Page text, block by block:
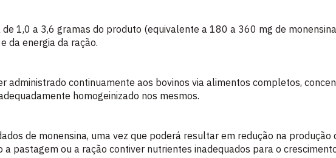
1,0 a 3,6 gramas do produto (equivalente a 180 a 360 mg de
da energia da ração.
administrado continuamente aos bovinos via alimentos completos,
homogeinizado nos mesmos.
de monensina, uma vez que poderá resultar em redução na produção
a pastagem ou a ração contiver nutrientes inadequados para o